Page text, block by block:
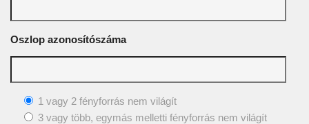
Oszlop azonosítószáma
1 vagy 2 fényforrás nem világít
3 vagy több, egymás melletti fényforrás nem világít